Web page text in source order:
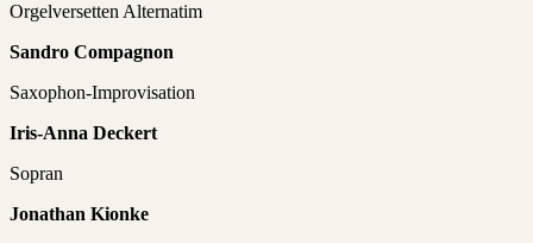
Orgelversetten Alternatim
Sandro Compagnon
Saxophon-Improvisation
Iris-Anna Deckert
Sopran
Jonathan Kionke